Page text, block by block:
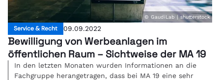
© GaudiLab | shutterstock
Service & Recht 09.09.2022
Bewilligung von Werbeanlagen im
öffentlichen Raum – Sichtweise der MA 19
In den letzten Monaten wurden Informationen an die
Fachgruppe herangetragen, dass bei MA 19 eine sehr